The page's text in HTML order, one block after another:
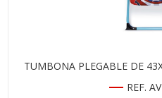
TUMBONA PLEGABLE DE
REF.